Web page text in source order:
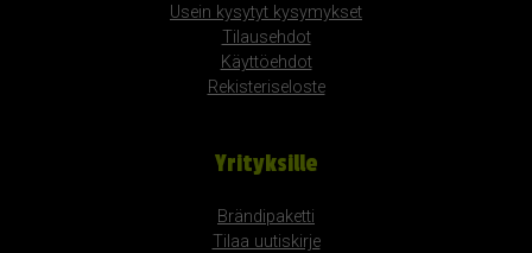
Usein kysytyt kysymykset
Tilausehdot
Käyttöehdot
Rekisteriseloste
Yrityksille
Brändipaketti
Tilaa uutiskirje